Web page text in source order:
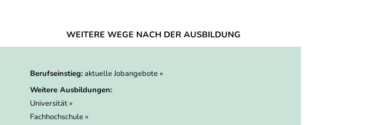
WEITERE WEGE NACH DER AUSBILDUNG
Berufseinstieg:aktuelle Jobangebote »
Weitere Ausbildungen:
Universität »
Fachhochschule »